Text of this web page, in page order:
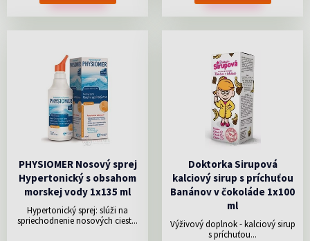
PHYSIOMER Nosový sprej
Hypertonický s obsahom
morskej vody 1x135 ml
Hypertonický sprej: slúži na
spriechodnenie nosových ciest...
Doktorka Sirupová
kalciový sirup s príchuťou
Banánov v čokoláde 1x100
ml
Výživový doplnok - kalciový sirup
s príchuťou...